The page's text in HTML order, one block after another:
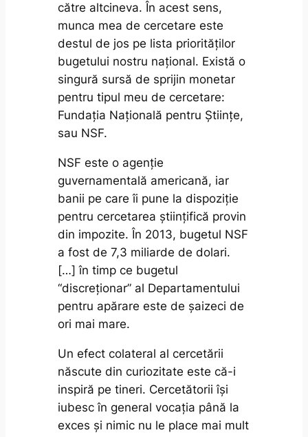
către altcineva. În acest sens,
munca mea de cercetare este
destul de jos pe lista priorităților
bugetului nostru național. Există o
singură sursă de sprijin monetar
pentru tipul meu de cercetare:
Fundația Națională pentru Științe,
sau NSF.
NSF este o agenție
guvernamentală americană, iar
banii pe care îi pune la dispoziție
pentru cercetarea științifică provin
din impozite. În 2013, bugetul NSF
a fost de 7,3 miliarde de dolari.
[…] în timp ce bugetul
“discreționar” al Departamentului
pentru apărare este de șaizeci de
ori mai mare.
Un efect colateral al cercetării
născute din curiozitate este că-i
inspiră pe tineri. Cercetătorii își
iubesc în general vocația până la
exces și nimic nu le place mai mult